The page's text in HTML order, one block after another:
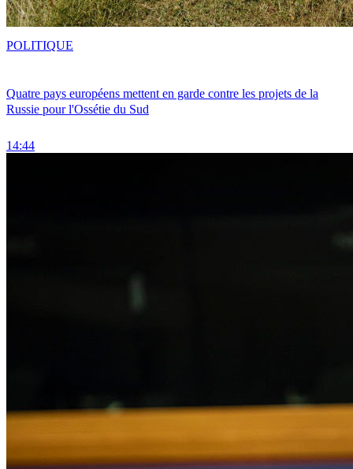
Quatre pays européens mettent en garde contre les projets de la
Russie pour l'Ossétie du Sud
14:44
POLITIQUE